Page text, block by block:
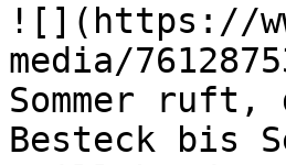
![](https://
media/
Sommer
Besteck bis